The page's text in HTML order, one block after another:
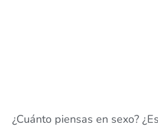
¿Cuánto piensas en sexo?